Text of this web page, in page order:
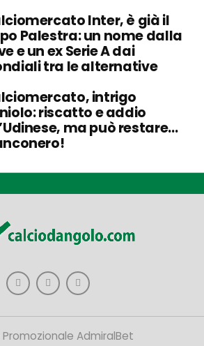
Inter, è già il
Palestra: un nome dalla
e un ex Serie A dai
tra le alternative
intrigo
riscatto e addio
ma può restare…
AdmiralBet